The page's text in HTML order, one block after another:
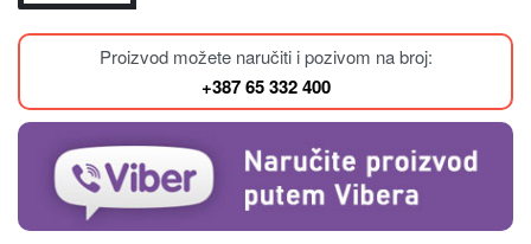
Proizvod možete naručiti i pozivom na broj:
+387 65 332 400